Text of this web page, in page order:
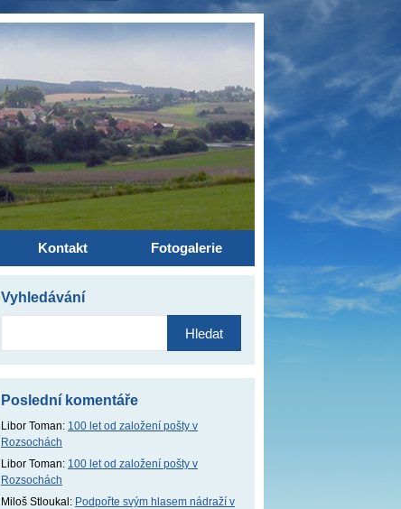
Kontakt Fotogalerie
Vyhledávání
Poslední komentáře
Libor Toman: 100 let od založení pošty v
Rozsochách
Libor Toman: 100 let od založení pošty v
Rozsochách
Miloš Stloukal : Podpořte svým hlasem nádraží v